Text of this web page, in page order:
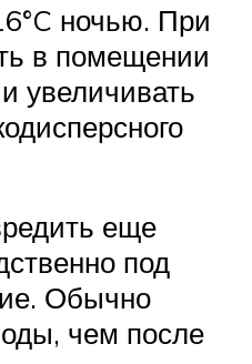
ночью. При
в помещении
увеличивать
еще
под
Обычно
чем после